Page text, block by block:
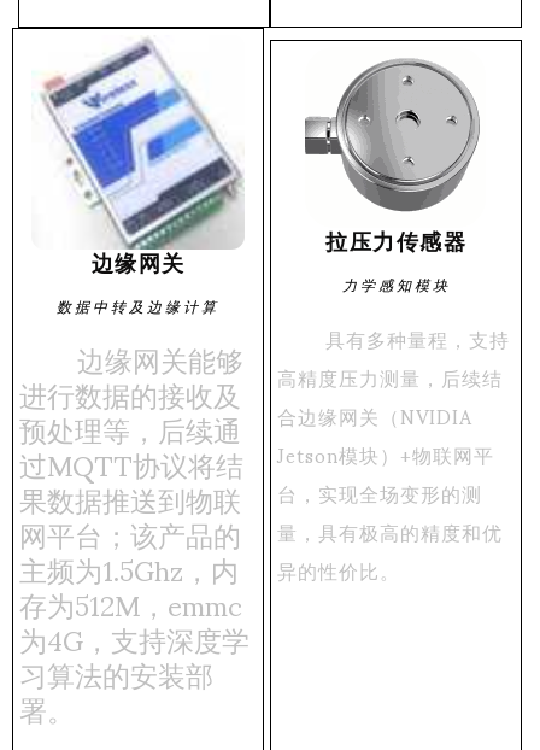
边缘网关
数据中转及边缘计算
边缘网关能够
进行数据的接收及
预处理等，后续通
过MQTT协议将结
果数据推送到物联
网平台；该产品的
主频为1.5Ghz，内
存为512M，emmc
为4G，支持深度学
习算法的安装部
署。
拉压力传感器
力学感知模块
具有多种量程，支持
高精度压力测量，后续结
合边缘网关（NVIDIA
Jetson模块）+物联网平
台，实现全场变形的测
量，具有极高的精度和优
异的性价比。